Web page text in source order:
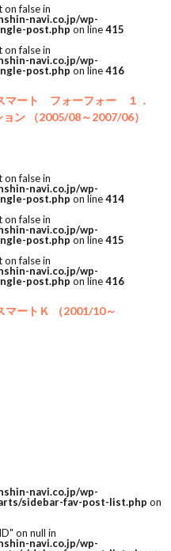
on false in
navi.co.jp/wp-
post.php on line415
on false in
navi.co.jp/wp-
post.php on line416
マート フォーフォー １．
ン （2005/08～2007/06）
on false in
navi.co.jp/wp-
post.php on line414
on false in
navi.co.jp/wp-
post.php on line415
on false in
navi.co.jp/wp-
post.php on line416
ートＫ （2001/10～
navi.co.jp/wp-
sidebar-fav-post-list.php on
on null in
navi.co.jp/wp-